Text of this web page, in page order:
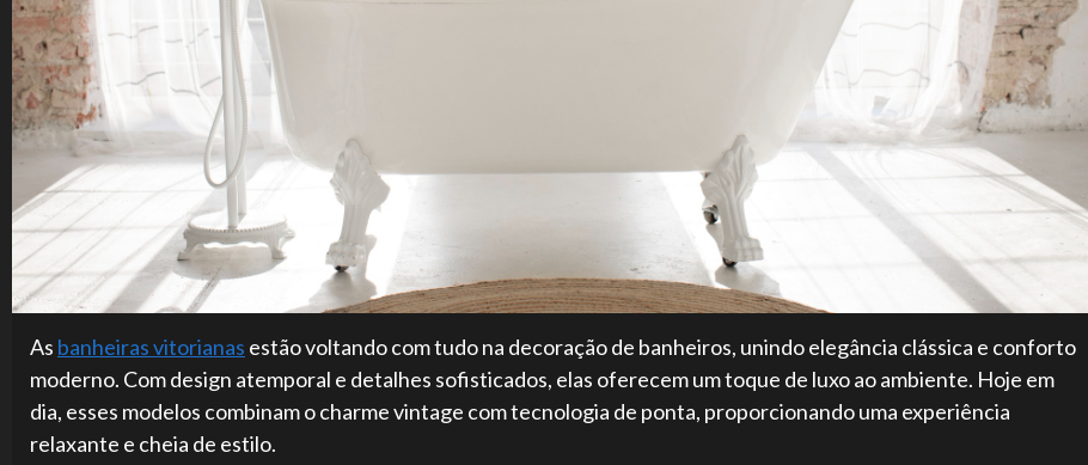
As banheiras vitorianas estão voltando com tudo na decoração de banheiros, unindo elegância clássica e conforto
moderno. Com design atemporal e detalhes sofisticados, elas oferecem um toque de luxo ao ambiente. Hoje em
dia, esses modelos combinam o charme vintage com tecnologia de ponta, proporcionando uma experiência
relaxante e cheia de estilo.